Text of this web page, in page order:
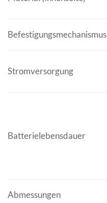
Befestigungsmechanismus
Stromversorgung
Batterielebensdauer
Abmessungen